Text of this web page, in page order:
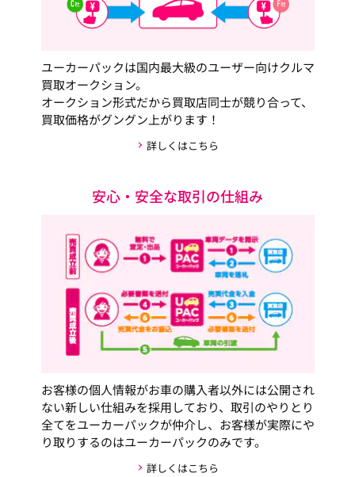
ユーカーパックは国内最大級のユーザー向けクルマ
買取オークション。
オークション形式だから買取店同士が競り合って、
買取価格がグングン上がります！
詳しくはこちら
安心・安全な取引の仕組み
お客様の個人情報がお車の購入者以外には公開され
ない新しい仕組みを採用しており、取引のやりとり
全てをユーカーパックが仲介し、お客様が実際にや
り取りするのはユーカーパックのみです。
詳しくはこちら